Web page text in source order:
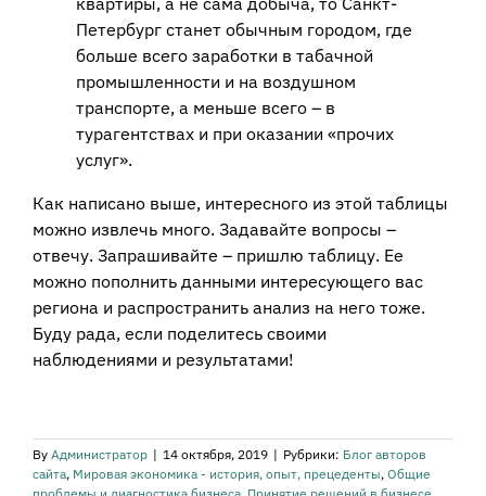
Петербург станет обычным городом, где
больше всего заработки в табачной
промышленности и на воздушном
транспорте, а меньше всего – в
турагентствах и при оказании «прочих
услуг».
Как написано выше, интересного из этой таблицы
можно извлечь много. Задавайте вопросы –
отвечу. Запрашивайте – пришлю таблицу. Ее
можно пополнить данными интересующего вас
региона и распространить анализ на него тоже.
Буду рада, если поделитесь своими
наблюдениями и результатами!
By Администратор | 14 октября, 2019 | Рубрики: Блог авторов
сайта, Мировая экономика - история, опыт, прецеденты, Общие